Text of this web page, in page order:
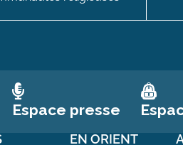
Espace presse
EN ORIENT